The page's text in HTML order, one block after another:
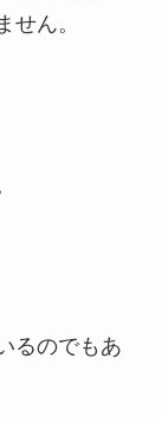
せん。
るのでもあ